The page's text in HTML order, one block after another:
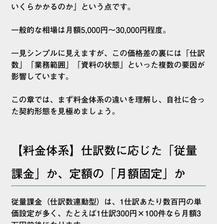
いくらかかるのか」という点です。
一般的な相場は月額5,000円〜30,000円程度。
一見シンプルに見えますが、この価格差の裏には「仕訳
数」「業務範囲」「資料の状態」といった複数の要因が
影響しています。
この章では、まず料金体系の違いを理解し、自社に合っ
た契約形態を見極めましょう。
【料金体系】仕訳数に応じた「従量
課金」か、定額の「月額固定」か
従量課金（仕訳数連動型）は、1仕訳あたり数百円の単
価設定が多く、たとえば1仕訳300円×100件なら月額3